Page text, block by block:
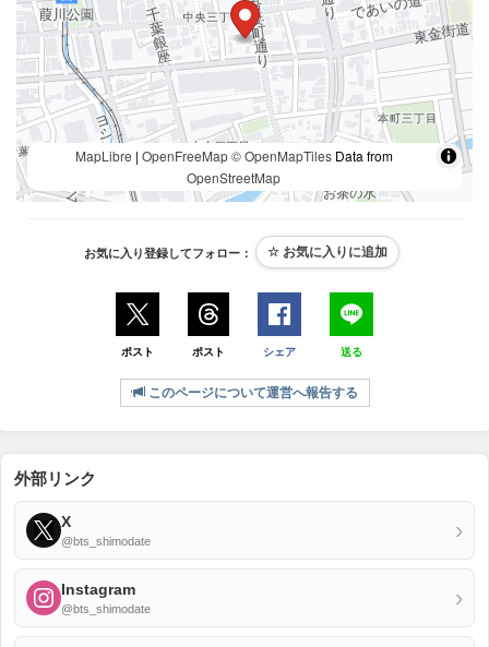
MapLibre | OpenFreeMap © OpenMapTilesData from
OpenStreetMap
お気に入り登録してフォロー：
ポスト ポスト シェア 送る
このページについて運営へ報告する
外部リンク
X
@bts_shimodate ›
Instagram
@bts_shimodate ›